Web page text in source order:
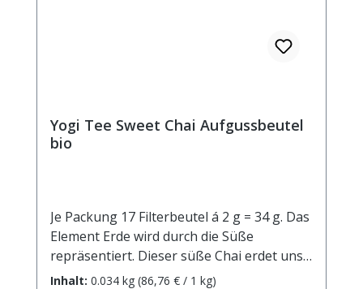
Yogi Tee Sweet Chai Aufgussbeutel
bio
Je Packung 17 Filterbeutel á 2 g = 34 g. Das
Element Erde wird durch die Süße
repräsentiert. Dieser süße Chai erdet uns,
wenn wir die Bodenhaftung verlieren und
Inhalt: 0.034 kg (86,76 € / 1 kg)